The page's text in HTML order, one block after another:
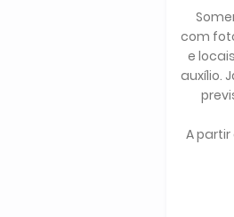
com
e
auxílio.
A